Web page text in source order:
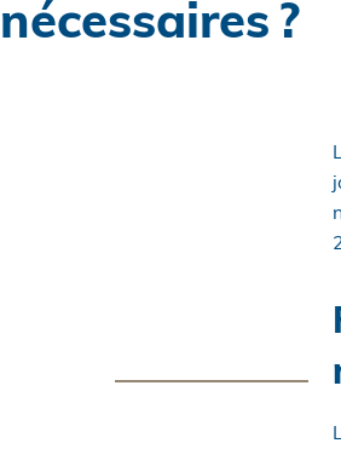
nécessaires ?